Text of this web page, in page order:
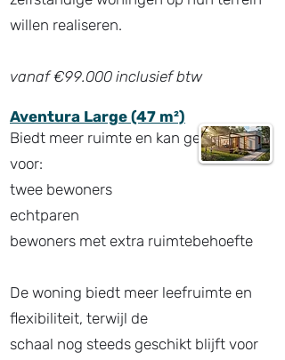
willen realiseren.
vanaf €99.000 inclusief btw
Aventura Large (47 m²)
Biedt meer ruimte en kan geschikt zijn
voor:
twee bewoners
echtparen
bewoners met extra ruimtebehoefte
De woning biedt meer leefruimte en
flexibiliteit, terwijl de
schaal nog steeds geschikt blijft voor